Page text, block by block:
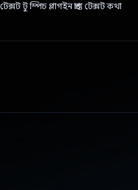
টু স্পিচ প্লাগইন প্রাপ্ত টেক্সট কথা